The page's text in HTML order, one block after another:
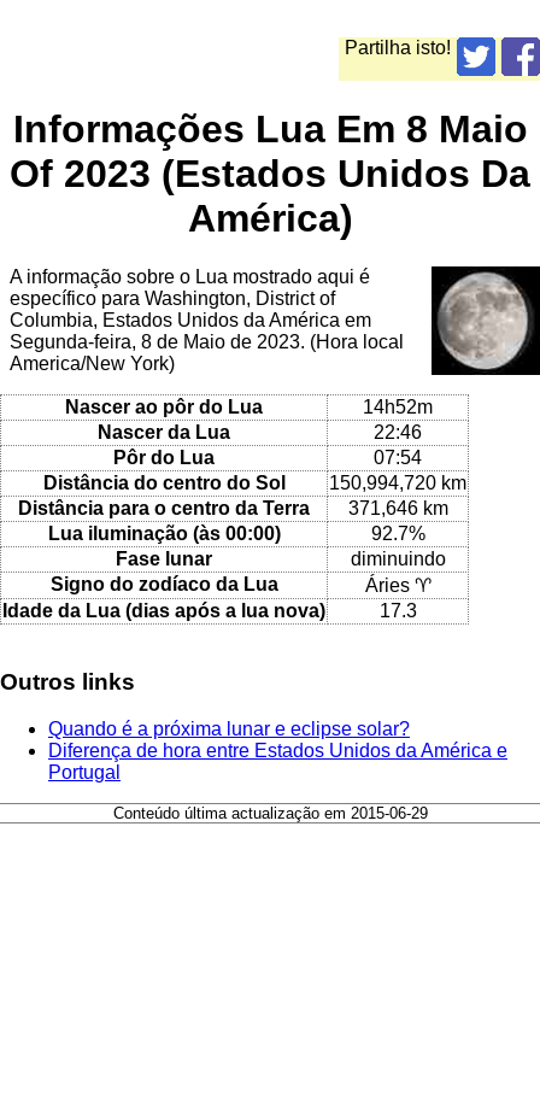
Partilha isto!
Informações Lua Em 8 Maio
Of 2023 (Estados Unidos Da
América)
A informação sobre o Lua mostrado aqui é
específico para Washington, District of
Columbia, Estados Unidos da América em
Segunda-feira, 8 de Maio de 2023. (Hora local
America/New York)
Nascer ao pôr do Lua
14h52m
Nascer da Lua
22:46
Pôr do Lua
07:54
Distância do centro do Sol
150,994,720 km
Distância para o centro da Terra
371,646 km
Lua iluminação (às 00:00)
92.7%
Fase lunar
diminuindo
Signo do zodíaco da Lua
Áries ♈
Idade da Lua (dias após a lua nova)
17.3
Outros links
Quando é a próxima lunar e eclipse solar?
Diferença de hora entre Estados Unidos da América e
Portugal
Conteúdo última actualização em 2015-06-29